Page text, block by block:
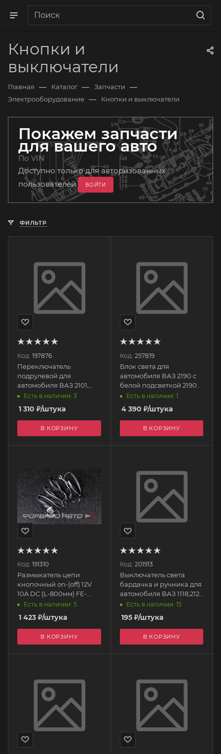
Кнопки и
выключатели
Главная — Каталог — Запчасти —
Электрооборудование — Кнопки и выключатели
Покажем запчасти
для вашего авто
По VIN
Доступно только для авторизованных
пользователей
ВОЙТИ
ФИЛЬТР
Код: 197876
Переключатель
подрулевой для
автомобиля ВАЗ 2101,
2102, 2103, 2106, (3 пол.) в
сборе 21011-3709310
МЗАТЭ
Есть в наличии: 3
1 310 ₽/штука
В КОРЗИНУ
Код: 257819
Блок света для
автомобиля ВАЗ 2190 с
белой подсветкой 21900-
3709820-00 АВАР
Есть в наличии: 1
4 390 ₽/штука
В КОРЗИНУ
Код: 191310
Размыкатель цепи
кнопочный on-(off) 12V
10A DC (L-800мм) FE-
B1905 RACING ELECTRIC
Есть в наличии: 5
1 423 ₽/штука
В КОРЗИНУ
Код: 201913
Выключатель света
бардачка и ручника для
автомобиля ВАЗ 1118,2123
концевик 79.3710 АВАР
Есть в наличии: 15
195₽/штука
В КОРЗИНУ